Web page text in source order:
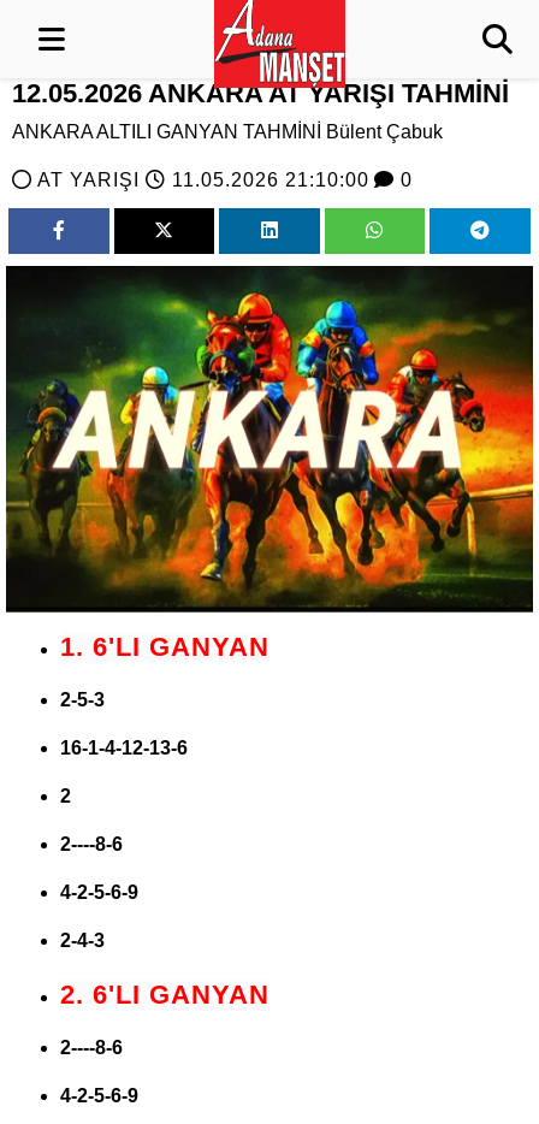
12.05.2026 ANKARA AT YARIŞI TAHMİNİ
ANKARA ALTILI GANYAN TAHMİNİ Bülent Çabuk
AT YARIŞI 11.05.2026 21:10:00 0
1. 6'LI GANYAN
2-5-3
16-1-4-12-13-6
2
2----8-6
4-2-5-6-9
2-4-3
2. 6'LI GANYAN
2----8-6
4-2-5-6-9